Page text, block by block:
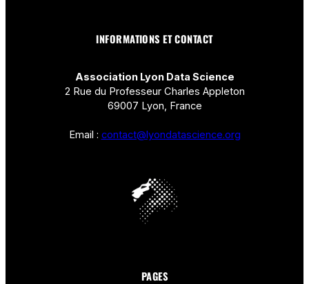
INFORMATIONS ET CONTACT
Association Lyon Data Science
2 Rue du Professeur Charles Appleton
69007 Lyon, France
Email : contact@lyondatascience.org
PAGES